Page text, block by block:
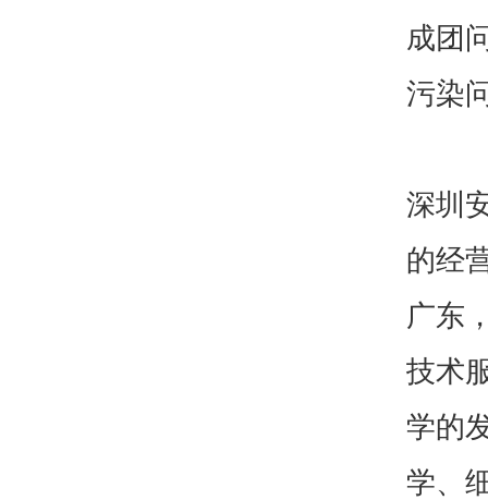
成团
污染
深圳
的经
广东
技术
学的
学、